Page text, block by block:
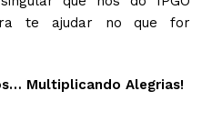
te ajudar no que for
Multiplicando Alegrias!